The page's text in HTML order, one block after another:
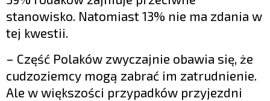
stanowisko. Natomiast 13% nie ma zdania w
tej kwestii.
– Część Polaków zwyczajnie obawia się, że
cudzoziemcy mogą zabrać im zatrudnienie.
Ale w większości przypadków przyjezdni